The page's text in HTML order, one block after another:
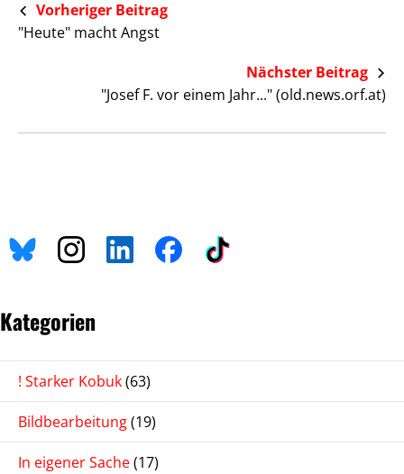
Vorheriger Beitrag
"Heute" macht Angst
Nächster Beitrag
"Josef F. vor einem Jahr..." (old.news.orf.at)
Kategorien
! Starker Kobuk(63)
Bildbearbeitung(19)
In eigener Sache(17)